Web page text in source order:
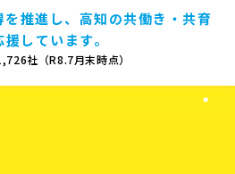
推進し、高知の共働き・共育
しています。
社（R8.7月末時点）